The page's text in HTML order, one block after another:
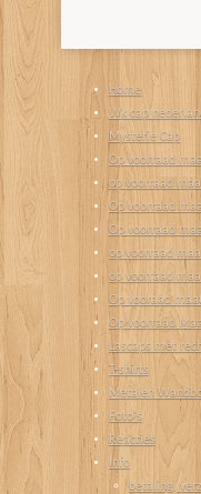
Home
Wk cap
Mysterie Cap
Op voorraad
op voorraad
Op voorraad
Op voorraad
op voorraad
op voorraad
Op vooraad
Op voorraad
Lascaps met
T-shirts
Metalen
Foto's
Reacties
Info
betaling,